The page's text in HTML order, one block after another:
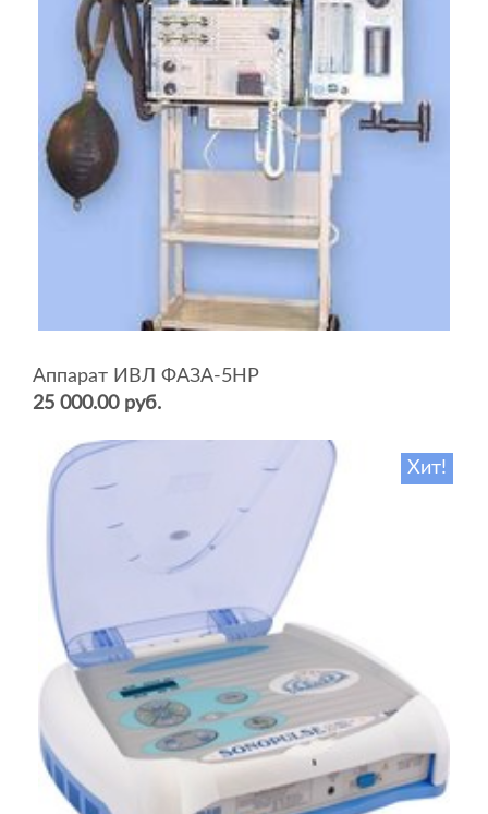
Аппарат ИВЛ ФАЗА-5НР
25 000.00 руб.
Хит!